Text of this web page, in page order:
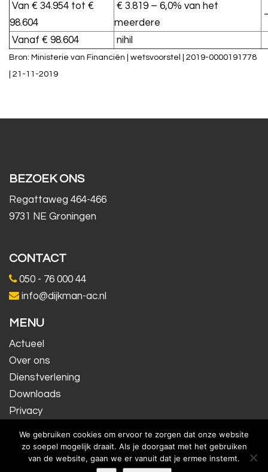
Van € 34.954 tot €
98.604
€ 3.819 – 6,0% van het
meerdere
Vanaf € 98.604 nihil
Bron: Ministerie van Financiën | wetsvoorstel | 2019-0000191778
| 21-11-2019
BEZOEK ONS
Regattaweg 464-466
9731 NE Groningen
CONTACT
050 - 76 000 44
info@dijkman-ac.nl
MENU
Actueel
Over ons
Dienstverlening
Downloads
Privacy
Inloggen
We gebruiken cookies om ervoor te zorgen dat onze website
zo soepel mogelijk draait. Als je doorgaat met het gebruiken
van de website, gaan we er vanuit dat je ermee instemt.